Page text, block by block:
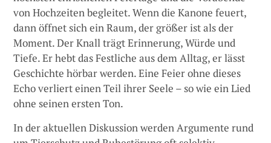
von Hochzeiten begleitet. Wenn die Kanone feuert,
dann öffnet sich ein Raum, der größer ist als der
Moment. Der Knall trägt Erinnerung, Würde und
Tiefe. Er hebt das Festliche aus dem Alltag, er lässt
Geschichte hörbar werden. Eine Feier ohne dieses
Echo verliert einen Teil ihrer Seele – so wie ein Lied
ohne seinen ersten Ton.
In der aktuellen Diskussion werden Argumente rund